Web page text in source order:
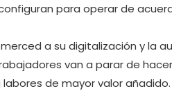
para operar de
a su digitalización y la
van a parar de
de mayor valor añadido.